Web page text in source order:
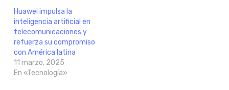
Huawei impulsa la
inteligencia artificial en
telecomunicaciones y
refuerza su compromiso
con América latina
11 marzo, 2025
En «Tecnología»